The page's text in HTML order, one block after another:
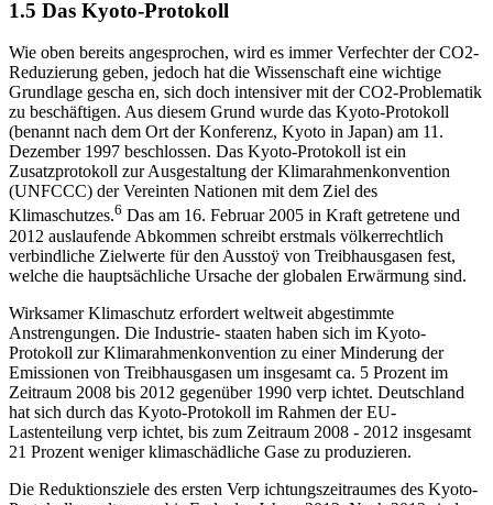
1.5 Das Kyoto-Protokoll
Wie oben bereits angesprochen, wird es immer Verfechter der CO2-
Reduzierung geben, jedoch hat die Wissenschaft eine wichtige
Grundlage gescha en, sich doch intensiver mit der CO2-Problematik
zu beschäftigen. Aus diesem Grund wurde das Kyoto-Protokoll
(benannt nach dem Ort der Konferenz, Kyoto in Japan) am 11.
Dezember 1997 beschlossen. Das Kyoto-Protokoll ist ein
Zusatzprotokoll zur Ausgestaltung der Klimarahmenkonvention
(UNFCCC) der Vereinten Nationen mit dem Ziel des
Klimaschutzes.6 Das am 16. Februar 2005 in Kraft getretene und
2012 auslaufende Abkommen schreibt erstmals völkerrechtlich
verbindliche Zielwerte für den Ausstoÿ von Treibhausgasen fest,
welche die hauptsächliche Ursache der globalen Erwärmung sind.
Wirksamer Klimaschutz erfordert weltweit abgestimmte
Anstrengungen. Die Industrie- staaten haben sich im Kyoto-
Protokoll zur Klimarahmenkonvention zu einer Minderung der
Emissionen von Treibhausgasen um insgesamt ca. 5 Prozent im
Zeitraum 2008 bis 2012 gegenüber 1990 verp ichtet. Deutschland
hat sich durch das Kyoto-Protokoll im Rahmen der EU-
Lastenteilung verp ichtet, bis zum Zeitraum 2008 - 2012 insgesamt
21 Prozent weniger klimaschädliche Gase zu produzieren.
Die Reduktionsziele des ersten Verp ichtungszeitraumes des Kyoto-